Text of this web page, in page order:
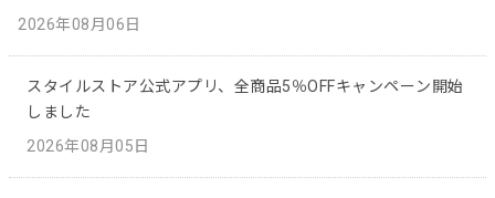
2026年08月06日
スタイルストア公式アプリ、全商品5％OFFキャンペーン開始
しました
2026年08月05日